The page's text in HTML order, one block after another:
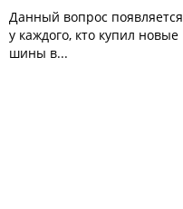
Данный вопрос появляется
у каждого, кто купил новые
шины в...